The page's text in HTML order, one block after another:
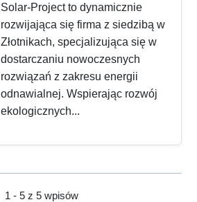
Solar-Project to dynamicznie
rozwijająca się firma z siedzibą w
Złotnikach, specjalizująca się w
dostarczaniu nowoczesnych
rozwiązań z zakresu energii
odnawialnej. Wspierając rozwój
ekologicznych...
1 - 5 z 5 wpisów